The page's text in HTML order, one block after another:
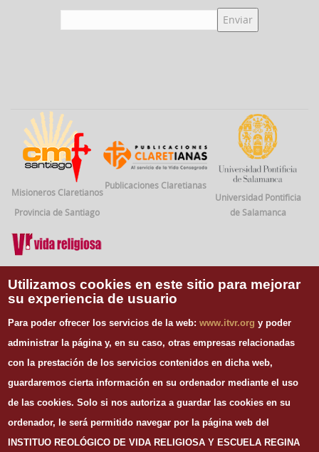
Misioneros Claretianos
Provincia de Santiago
Publicaciones Claretianas
Universidad Pontificia
de Salamanca
Vida Religiosa
Instituto Teológico de Vida Religiosa
Escuela Regina Apostolorum
28008 Madrid
Tel. 91 540 12 73
Whatsapp: 626 278 077
email.secretaria@itvr.org
Utilizamos cookies en este sitio para mejorar
su experiencia de usuario
Para poder ofrecer los servicios de la web:www.itvr.org y poder
administrar la página y, en su caso, otras empresas relacionadas
con la prestación de los servicios contenidos en dicha web,
guardaremos cierta información en su ordenador mediante el uso
de las cookies. Solo si nos autoriza a guardar las cookies en su
ordenador, le será permitido navegar por la página web del
INSTITUO REOLÓGICO DE VIDA RELIGIOSA Y ESCUELA REGINA